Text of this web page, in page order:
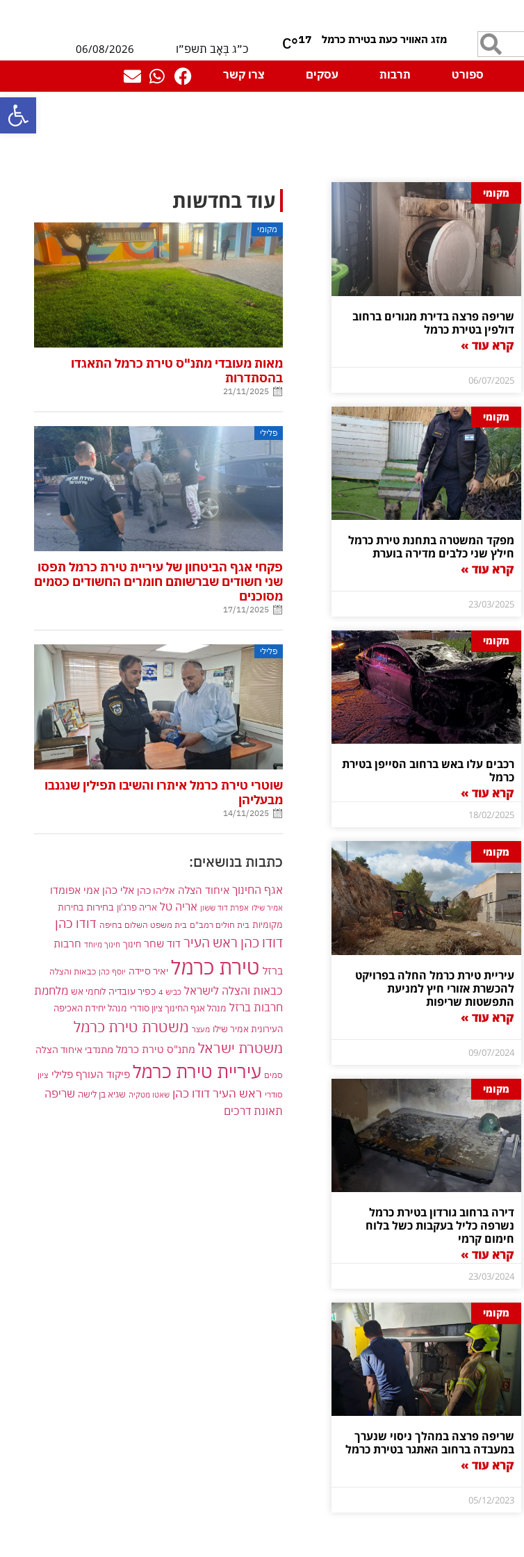
פתח
17
°C כ״ג בְּאָב תשפ״ו
06/08/2026
ספורט תרבות עסקים צרו קשר
מקומי
שריפה פרצה בדירת מגורים ברחוב
דולפין בטירת כרמל
קרא עוד »
06/07/2025
מקומי
מפקד המשטרה בתחנת טירת כרמל
חילץ שני כלבים מדירה בוערת
קרא עוד »
23/03/2025
מקומי
רכבים עלו באש ברחוב הסייפן בטירת
כרמל
קרא עוד »
18/02/2025
מקומי
עיריית טירת כרמל החלה בפרויקט
להכשרת אזורי חיץ למניעת
התפשטות שריפות
קרא עוד »
09/07/2024
מקומי
דירה ברחוב גורדון בטירת כרמל
נשרפה כליל בעקבות כשל בלוח
חימום קרמי
קרא עוד »
23/03/2024
מקומי
שריפה פרצה במהלך ניסוי שנערך
במעבדה ברחוב האתגר בטירת כרמל
קרא עוד »
05/12/2023
עוד בחדשות
מקומי
מאות מעובדי מתנ"ס טירת כרמל התאגדו
בהסתדרות
21/11/2025
פלילי
פקחי אגף הביטחון של עיריית טירת כרמל תפסו
שני חשודים שברשותם חומרים החשודים כסמים
מסוכנים
17/11/2025
פלילי
שוטרי טירת כרמל איתרו והשיבו תפילין שנגנבו
מבעליהן
14/11/2025
כתבות בנושאים:
אגף החינוך איחוד הצלה אליהו כהן אלי כהן אמי אפומדו
אמיר שילו אפרת דוד ששון אריה טל אריה פרג'ון בחירות בחירות
מקומיות בית חולים רמב"ם בית משפט השלום בחיפה דודו כהן
דודו כהן ראש העיר דוד שחר חינוך חינוך מיוחד חרבות
ברזל טירת כרמל יאיר סיידה יוסף כהן כבאות והצלה
כבאות והצלה לישראל כביש 4 כפיר עובדיה לוחמי אש מלחמת
חרבות ברזל מנהל אגף החינוך ציון סודרי מנהל יחידת האכיפה
העירונית אמיר שילו מעצר משטרת טירת כרמל
משטרת ישראל מתנ"ס טירת כרמל מתנדבי איחוד הצלה
סמים עיריית טירת כרמל פיקוד העורף פלילי ציון
סודרי ראש העיר דודו כהן שאטו מטקיה שגיא בן לישה שריפה
תאונת דרכים